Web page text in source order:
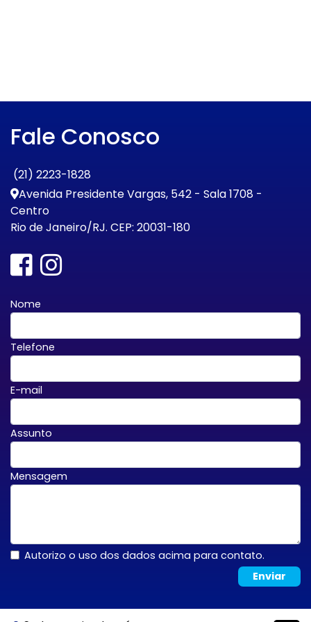
Fale Conosco
(21) 2223-1828
Avenida Presidente Vargas, 542 - Sala 1708 -
Centro
Rio de Janeiro/RJ. CEP: 20031-180
Nome
Telefone
E-mail
Assunto
Mensagem
Autorizo o uso dos dados acima para contato.
Enviar